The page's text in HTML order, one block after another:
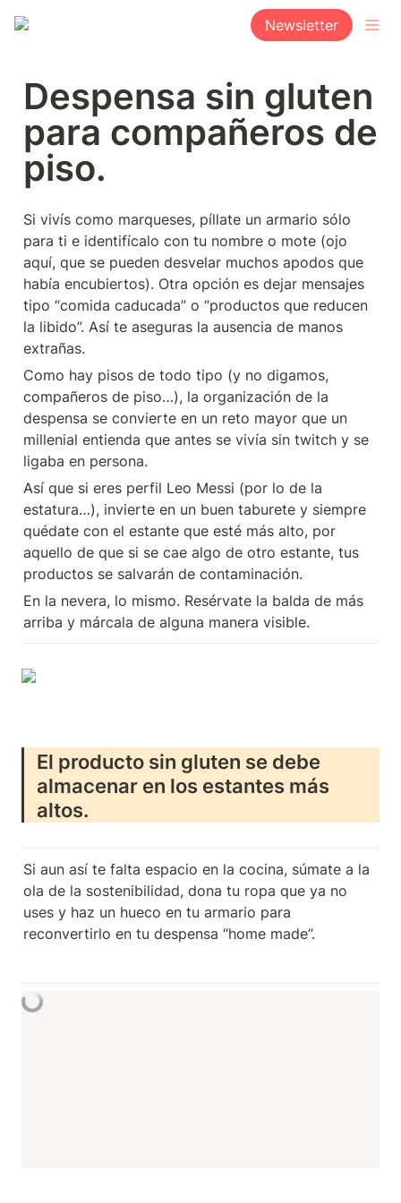
Newsletter
Despensa sin gluten
para compañeros de
piso.
Si vivís como marqueses, píllate un armario sólo
para ti e identifícalo con tu nombre o mote (ojo
aquí, que se pueden desvelar muchos apodos que
había encubiertos). Otra opción es dejar mensajes
tipo “comida caducada” o “productos que reducen
la libido”. Así te aseguras la ausencia de manos
extrañas.
Como hay pisos de todo tipo (y no digamos,
compañeros de piso…), la organización de la
despensa se convierte en un reto mayor que un
millenial entienda que antes se vivía sin twitch y se
ligaba en persona.
Así que si eres perfil Leo Messi (por lo de la
estatura…), invierte en un buen taburete y siempre
quédate con el estante que esté más alto, por
aquello de que si se cae algo de otro estante, tus
productos se salvarán de contaminación.
En la nevera, lo mismo. Resérvate la balda de más
arriba y márcala de alguna manera visible.
El producto sin gluten se debe
almacenar en los estantes más
altos.
Si aun así te falta espacio en la cocina, súmate a la
ola de la sostenibilidad, dona tu ropa que ya no
uses y haz un hueco en tu armario para
reconvertirlo en tu despensa “home made”.